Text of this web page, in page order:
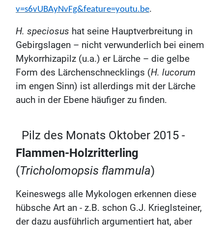
v=s6vUBAyNvFg&feature=youtu.be.
H. speciosus hat seine Hauptverbreitung in
Gebirgslagen – nicht verwunderlich bei einem
Mykorrhizapilz (u.a.) er Lärche – die gelbe
Form des Lärchenschnecklings (H. lucorum
im engen Sinn) ist allerdings mit der Lärche
auch in der Ebene häufiger zu finden.
Pilz des Monats Oktober 2015 -
Flammen-Holzritterling
(Tricholomopsis flammula)
Keineswegs alle Mykologen erkennen diese
hübsche Art an - z.B. schon G.J. Krieglsteiner,
der dazu ausführlich argumentiert hat, aber